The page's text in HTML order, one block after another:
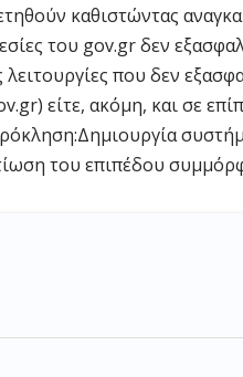
καθιστώντας
του gov.gr δεν
που δεν
είτε, ακόμη, και σε
του επιπέδου